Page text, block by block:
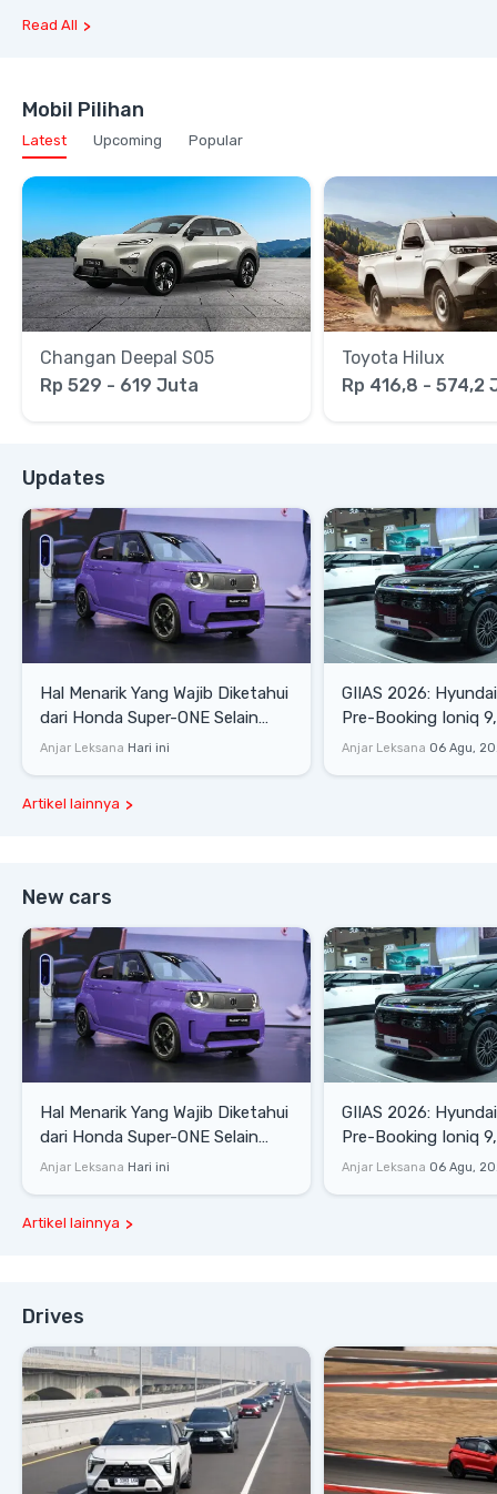
Read All
Mobil Pilihan
Latest Upcoming Popular
Changan Deepal S05
Rp 529 - 619 Juta
Toyota Hilux
Rp 416,8 - 574,2
Updates
Hal Menarik Yang Wajib Diketahui
dari Honda Super-ONE Selain
Harga
Anjar Leksana Hari ini
GIIAS 2026:
Pre-Booking Ioniq
Rp1,49 Miliar
Anjar Leksana 06 Agu,
Artikel lainnya
New cars
Hal Menarik Yang Wajib Diketahui
dari Honda Super-ONE Selain
Harga
Anjar Leksana Hari ini
GIIAS 2026:
Pre-Booking Ioniq
Rp1,49 Miliar
Anjar Leksana 06 Agu,
Artikel lainnya
Drives